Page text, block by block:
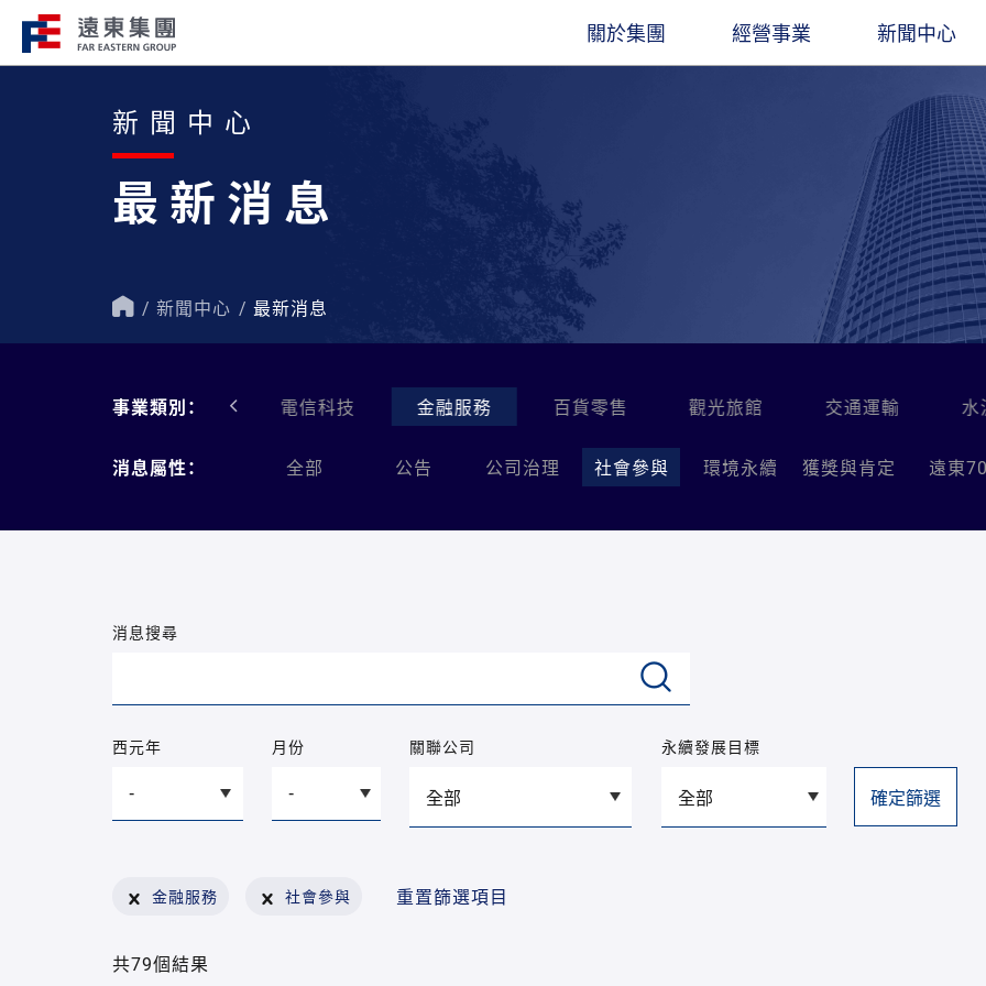
關於集團
經營團隊
企業總覽​
遠東集團持續走在創新、國際化、企業社
聯絡我們
經營事業
百貨零售
觀光旅館
交通運輸
水泥建材
營造建築
社會公益
遠東集團轄下200餘家關係企業，經營領
域涵蓋十大產業，生產服務基地涵蓋亞
新聞中心
最新消息
出版品
線上刊物
遠東人月刊
凝聚遠東人，傳承遠東心
長期扮演企業公民角色，讓遠東創造更多
價值與創新能力
新聞中心
最新消息
新聞中心 最新消息
事業類別：
聚酯材料 電信科技 金融服務 百貨零售 觀光旅館 交通運輸 水
消息屬性： 全部 公告 公司治理 社會參與 環境永續 獲獎與肯定 遠東
消息搜尋
西元年 月份 關聯公司 永續發展目標
金融服務 社會參與 重置篩選項目
共79個結果